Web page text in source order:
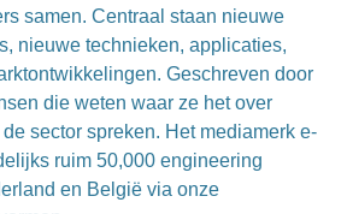
samen. Centraal staan nieuwe
nieuwe technieken, applicaties,
Geschreven door
die weten waar ze het over
sector spreken. Het mediamerk e-
ruim 50,000 engineering
en België via onze